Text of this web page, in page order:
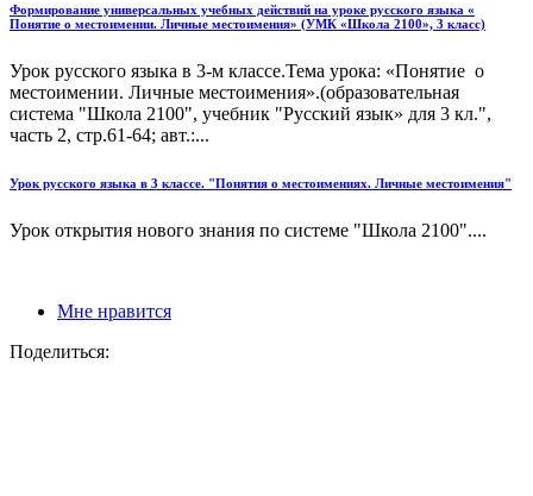
Формирование универсальных учебных действий на уроке русского языка «
Понятие о местоимении. Личные местоимения» (УМК «Школа 2100», 3 класс)
Урок русского языка в 3-м классе.Тема урока: «Понятие о
местоимении. Личные местоимения».(образовательная
система "Школа 2100", учебник "Русский язык» для 3 кл.",
часть 2, стр.61-64; авт.:...
Урок русского языка в 3 классе. "Понятия о местоимениях. Личные местоимения"
Урок открытия нового знания по системе "Школа 2100"....
Мне нравится
Поделиться: